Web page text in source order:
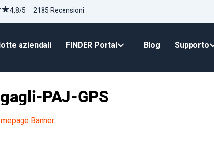
4,8/5 2185 Recensioni
aziendali FINDER Portal Blog Supporto
PAJ-GPS
Banner